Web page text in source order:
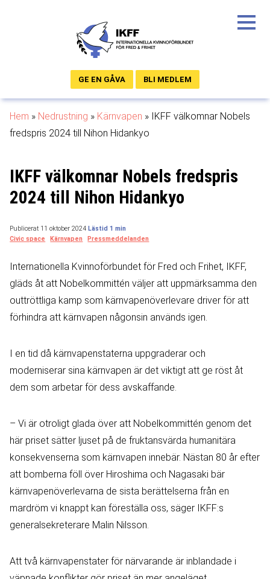
BLI MEDLEM
GE EN GÅVA
Hem » Nedrustning » Kärnvapen » IKFF välkomnar Nobels
fredspris 2024 till Nihon Hidankyo
IKFF välkomnar Nobels fredspris
2024 till Nihon Hidankyo
Publicerat 11 oktober 2024
Civic space
Kärnvapen Pressmeddelanden
Internationella Kvinnoförbundet för Fred och Frihet, IKFF,
gläds åt att Nobelkommittén väljer att uppmärksamma den
outtröttliga kamp som kärnvapenöverlevare driver för att
förhindra att kärnvapen någonsin används igen.
I en tid då kärnvapenstaterna uppgraderar och
moderniserar sina kärnvapen är det viktigt att ge röst åt
dem som arbetar för dess avskaffande.
– Vi är otroligt glada över att Nobelkommittén genom det
här priset sätter ljuset på de fruktansvärda humanitära
konsekvenserna som kärnvapen innebär. Nästan 80 år efter
att bomberna föll över Hiroshima och Nagasaki bär
kärnvapenöverlevarna de sista berättelserna från en
mardröm vi knappt kan föreställa oss, säger IKFF:s
generalsekreterare Malin Nilsson.
Att två kärnvapenstater för närvarande är inblandade i